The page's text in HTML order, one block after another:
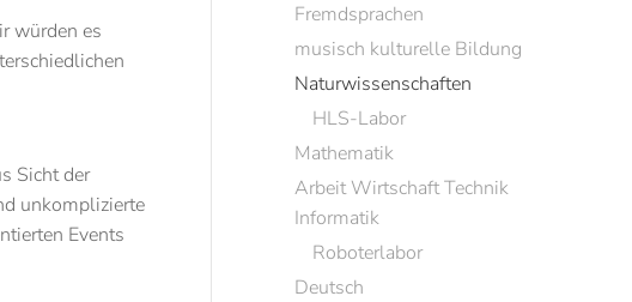
würden es
Sicht der
unkomplizierte
Events
Fremdsprachen
musisch kulturelle Bildung
Naturwissenschaften
HLS-Labor
Mathematik
Arbeit Wirtschaft Technik
Informatik
Roboterlabor
Deutsch